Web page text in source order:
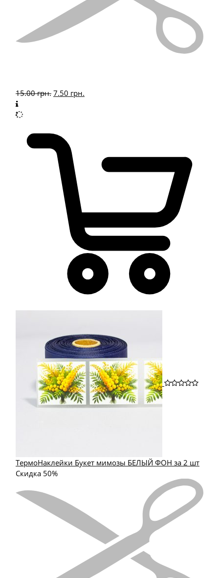
15.00грн. 7.50 грн.
ТермоНаклейки Букет мимозы БЕЛЫЙ ФОН за 2 шт
Скидка 50%